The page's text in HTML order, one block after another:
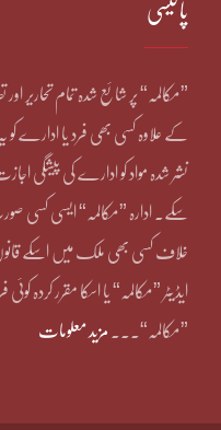
پالیسی
”مکالمہ“ پر شائع شدہ تمام
کے علاوہ کسی بھی فرد یا ادارے
نشر شدہ مواد کو ادارے کی پیشگی
سکے۔ ادارہ ”مکالمہ“ ایسی کسی
خلاف کسی بھی ملک میں اسکے
ایڈیٹر ”مکالمہ“ یا اسکا مقرر کردہ
”مکالمہ“۔۔۔ مزید معلومات